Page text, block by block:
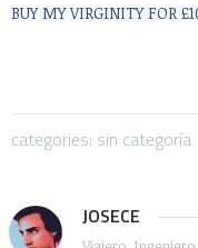
BUY MY VIRGINITY FOR
categories: sin categoría
JOSECE